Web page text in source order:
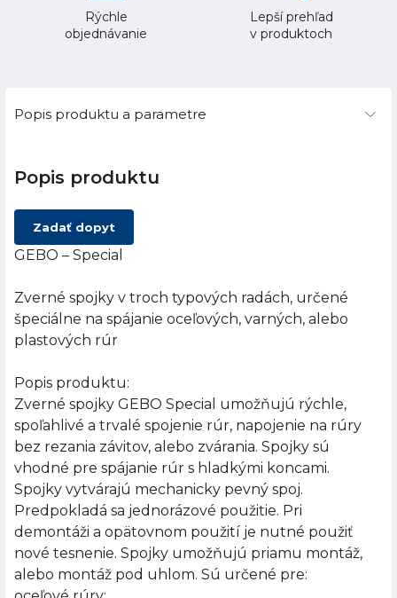
Rýchle
objednávanie
Lepší prehľad
v produktoch
Popis produktu a parametre
Popis produktu
Zadať dopyt
GEBO – Special
Zverné spojky v troch typových radách, určené
špeciálne na spájanie oceľových, varných, alebo
plastových rúr
Popis produktu:
Zverné spojky GEBO Special umožňujú rýchle,
spoľahlivé a trvalé spojenie rúr, napojenie na rúry
bez rezania závitov, alebo zvárania. Spojky sú
vhodné pre spájanie rúr s hladkými koncami.
Spojky vytvárajú mechanicky pevný spoj.
Predpokladá sa jednorázové použitie. Pri
demontáži a opätovnom použití je nutné použiť
nové tesnenie. Spojky umožňujú priamu montáž,
alebo montáž pod uhlom. Sú určené pre: